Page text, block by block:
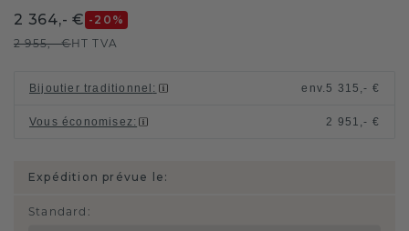
2 364,- € -20 %
2 955,- €HT TVA
Bijoutier traditionnel : env.5 315,- €
Vous économisez: 2 951,- €
Expédition prévue le:
Standard :